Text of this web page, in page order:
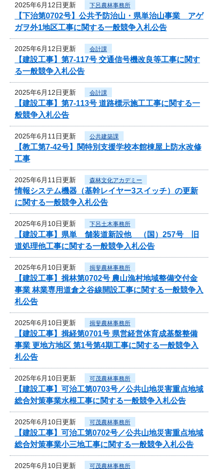
2025年6月12日更新 下呂農林事務所
【下治第0702号】公共予防治山・県単治山事業 アゲ
ガヲ外1地区工事に関する一般競争入札公告
2025年6月12日更新 会計課
【建設工事】第7-117号 交通信号機改良等工事に関す
る一般競争入札公告
2025年6月12日更新 会計課
【建設工事】第7-113号 道路標示施工工事に関する一
般競争入札公告
2025年6月11日更新 公共建築課
【教工第7-42号】関特別支援学校本館棟屋上防水改修
工事
2025年6月11日更新 森林文化アカデミー
情報システム機器（基幹レイヤー3スイッチ）の更新
に関する一般競争入札公告
2025年6月10日更新 下呂土木事務所
【建設工事】県単 舗装道新設他 （国）257号 旧
道処理他工事に関する一般競争入札公告
2025年6月10日更新 揖斐農林事務所
【建設工事】揖林第0702号 農山漁村地域整備交付金
事業 林業専用道倉之谷線開設工事に関する一般競争入
札公告
2025年6月10日更新 揖斐農林事務所
【建設工事】揖経第0701号 県営経営体育成基盤整備
事業 更地方地区 第1号第4期工事に関する一般競争入
札公告
2025年6月10日更新 可茂農林事務所
【建設工事】可治工第0703号／公共山地災害重点地域
総合対策事業水根工事に関する一般競争入札公告
2025年6月10日更新 可茂農林事務所
【建設工事】可治工第0702号／公共山地災害重点地域
総合対策事業小三地工事に関する一般競争入札公告
2025年6月10日更新 可茂農林事務所